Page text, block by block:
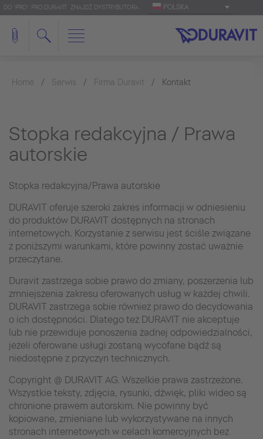
DO 'PRO': PRO.DURAVIT ZNAJDŹ DYSTRYBUTORA POLSKA
Home Serwis Firma Duravit Kontakt
Stopka redakcyjna / Prawa
autorskie
Stopka redakcyjna/Prawa autorskie
DURAVIT oferuje szeroki zakres informacji w odniesieniu
do produktów DURAVIT dostępnych na stronach
internetowych. Korzystanie z serwisu jest ściśle związane
z poniższymi warunkami, które powinny zostać uważnie
przeczytane.
Duravit zastrzega sobie prawo do zmiany, poszerzenia lub
zmniejszenia zakresu oferowanych usług w każdej chwili.
DURAVIT zastrzega sobie również prawo do decydowania
o ich dostępności. Dlatego też DURAVIT nie akceptuje
lub nie przewiduje ponoszenia żadnej odpowiedzialności,
jeżeli oferowane usługi zostaną wycofane bądź są
niedostępne z przyczyn technicznych.
Copyright @ DURAVIT AG. Wszelkie prawa zastrzeżone.
Wszystkie teksty, zdjęcia, rysunki, dźwięk, pliki wideo są
chronione prawem autorskim. Nie powinny być
kopiowane, zmieniane lub wykorzystywane na innych
stronach internetowych w celach komercyjnych bez